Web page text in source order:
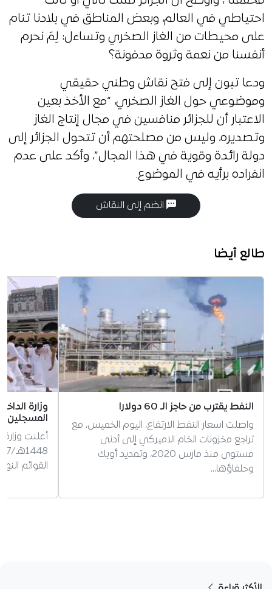
احتياطي في العالم، وبعض المناطق في بلادنا تنام
على محيطات من الغاز الصخري وتساءل: لِمَ نحرم
أنفسنا من نعمة وثروة مدفونة؟
ودعا تبون إلى فتح نقاش وطني حقيقي
وموضوعي حول الغاز الصخري، “مع الأخذ بعين
الاعتبار أن للجزائر منافسين في مجال إنتاج الغاز
وتصديره، وليس من مصلحتهم أن تتحول الجزائر إلى
دولة رائدة وقوية في هذا المجال”، وأكد على عدم
انفراده برأيه في الموضوع.
انضم إلى النقاش
طالع أيضا
النفط يقترب من حاجز الـ 60 دولارا
واصلت اسعار النفط الارتفاع، اليوم الخميس، مع
تراجع مخزونات الخام الاميركي إلى أدنى
مستوى منذ مارس 2020، وتمديد أوبك
وحلفاؤها…
وزارة
المسجلين
أعلنت
القوائم